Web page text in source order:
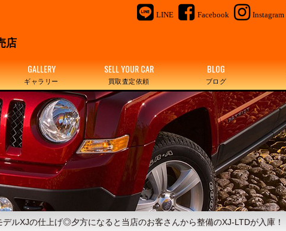
LINE Facebook Instagram
売店
GALLERY
ギャラリー
SELL YOUR CAR
買取査定依頼
BLOG
ブログ
ルXJの仕上げ◎夕方になると当店のお客さんから整備のXJ-LTDが入庫！